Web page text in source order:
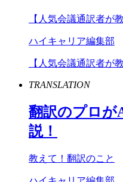
【人気会議通訳者が
ハイキャリア編集部
【人気会議通訳者が
TRANSLATION
翻訳のプロが
説！
教えて！翻訳のこと